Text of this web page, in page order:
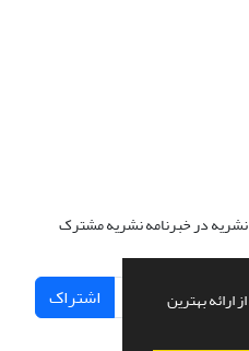
ارائه بهترین
نشریه در خبرنامه نشریه مشترک
اشتراک